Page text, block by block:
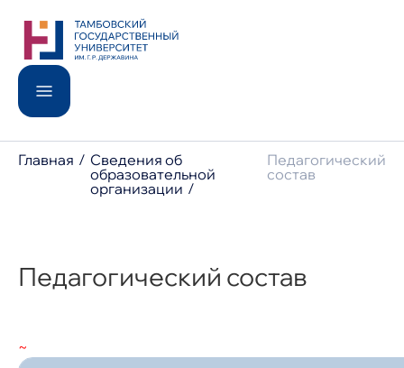
Поступление
Институты
Университет
Школьникам
International
Образование
Доп. образование
Сведения об образовательной организации
8 800 200-44-65
Главная
Сведения об
образовательной
организации
Педагогический
состав
Педагогический состав
~